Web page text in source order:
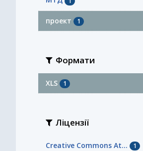
проект 1
Формати
XLS 1
Ліцензії
Creative Commons At... 1